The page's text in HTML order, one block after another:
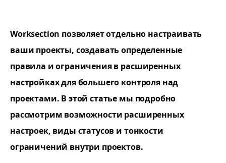
Worksection позволяет отдельно настраивать
ваши проекты, создавать определенные
правила и ограничения в расширенных
настройках для большего контроля над
проектами. В этой статье мы подробно
рассмотрим возможности расширенных
настроек, виды статусов и тонкости
ограничений внутри проектов.